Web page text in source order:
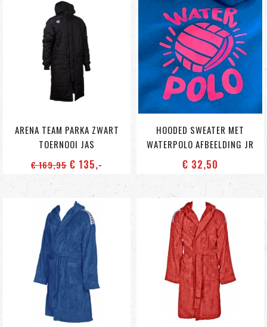
ARENA TEAM PARKA ZWART
TOERNOOI JAS
€ 169,95 € 135,-
HOODED SWEATER MET
WATERPOLO AFBEELDING JR
€ 32,50